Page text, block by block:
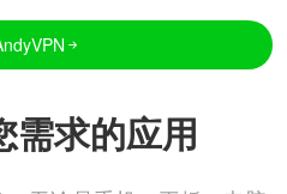
需求的应用